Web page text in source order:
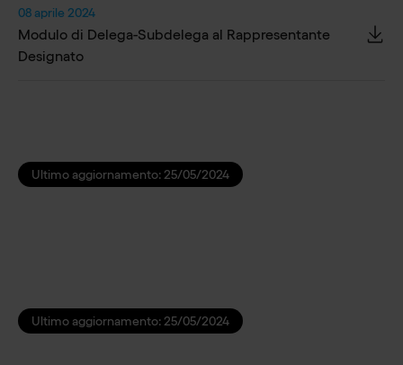
08 aprile 2024
Modulo di Delega-Subdelega al Rappresentante
Designato
Ultimo aggiornamento:25/05/2024
Ultimo aggiornamento:25/05/2024